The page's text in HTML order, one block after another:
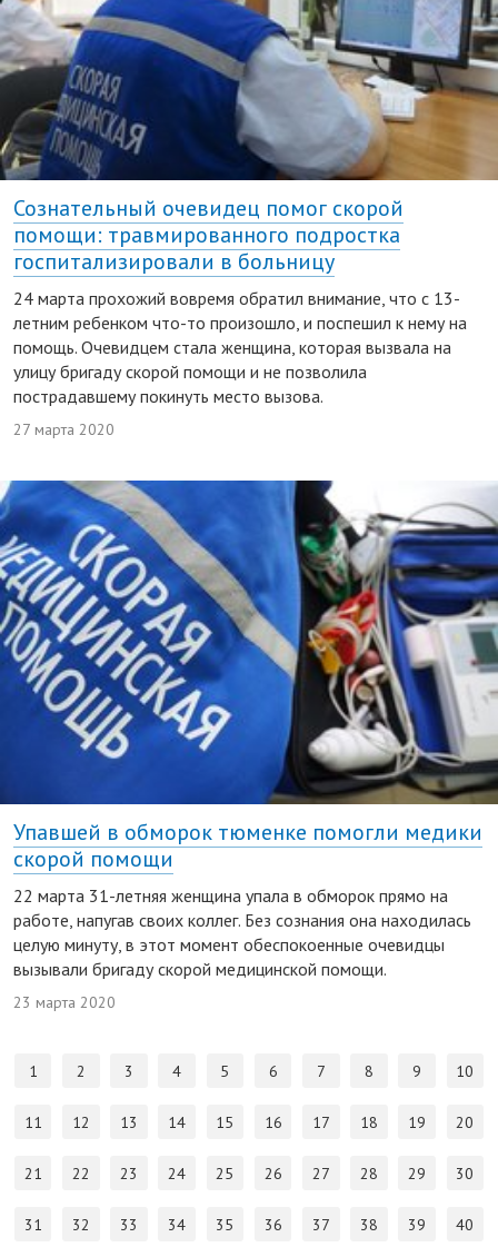
Сознательный очевидец помог скорой
помощи: травмированного подростка
госпитализировали в больницу
24 марта прохожий вовремя обратил внимание, что с 13-
летним ребенком что-то произошло, и поспешил к нему на
помощь. Очевидцем стала женщина, которая вызвала на
улицу бригаду скорой помощи и не позволила
пострадавшему покинуть место вызова.
27 марта 2020
Упавшей в обморок тюменке помогли медики
скорой помощи
22 марта 31-летняя женщина упала в обморок прямо на
работе, напугав своих коллег. Без сознания она находилась
целую минуту, в этот момент обеспокоенные очевидцы
вызывали бригаду скорой медицинской помощи.
23 марта 2020
1 2 3 4 5 6 7 8 9 10
11 12 13 14 15 16 17 18 19 20
21 22 23 24 25 26 27 28 29 30
31 32 33 34 35 36 37 38 39 40